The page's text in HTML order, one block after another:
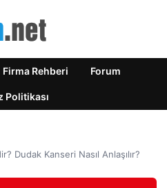
Firma Rehberi Forum
Politikası
Dudak Kanseri Nasıl Anlaşılır?